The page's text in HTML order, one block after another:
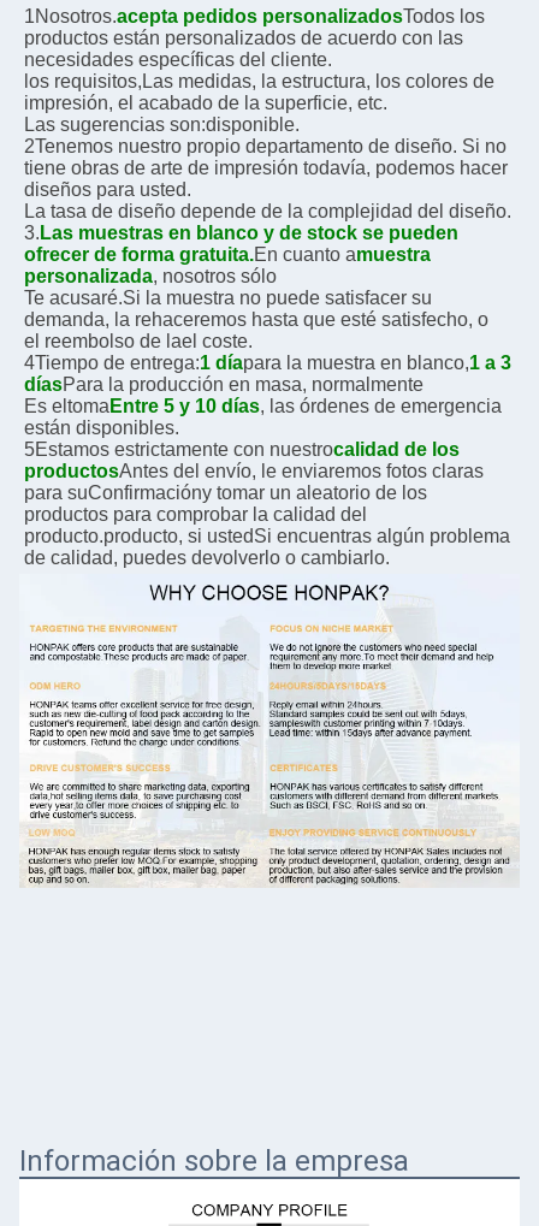
1Nosotros.acepta pedidos personalizadosTodos los
productos están personalizados de acuerdo con las
necesidades específicas del cliente.
los requisitos, Las medidas, la estructura, los colores de
impresión, el acabado de la superficie, etc.
Las sugerencias son:disponible.
2Tenemos nuestro propio departamento de diseño. Si no
tiene obras de arte de impresión todavía, podemos hacer
diseños para usted.
La tasa de diseño depende de la complejidad del diseño.
3. Las muestras en blanco y de stock se pueden
ofrecer de forma gratuita.En cuanto amuestra
personalizada, nosotros sólo
Te acusaré.Si la muestra no puede satisfacer su
demanda, la rehaceremos hasta que esté satisfecho, o
el reembolso de lael coste.
4Tiempo de entrega:1 díapara la muestra en blanco,1 a 3
díasPara la producción en masa, normalmente
Es el toma Entre 5 y 10 días, las órdenes de emergencia
están disponibles.
5Estamos estrictamente con nuestrocalidad de los
productosAntes del envío, le enviaremos fotos claras
para suConfirmacióny tomar un aleatorio de los
productos para comprobar la calidad del
producto.producto, si ustedSi encuentras algún problema
de calidad, puedes devolverlo o cambiarlo.
Información sobre la empresa